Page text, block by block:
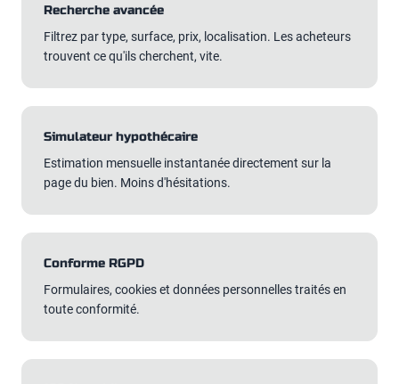
Recherche avancée
Filtrez par type, surface, prix, localisation. Les acheteurs
trouvent ce qu'ils cherchent, vite.
Simulateur hypothécaire
Estimation mensuelle instantanée directement sur la
page du bien. Moins d'hésitations.
Conforme RGPD
Formulaires, cookies et données personnelles traités en
toute conformité.